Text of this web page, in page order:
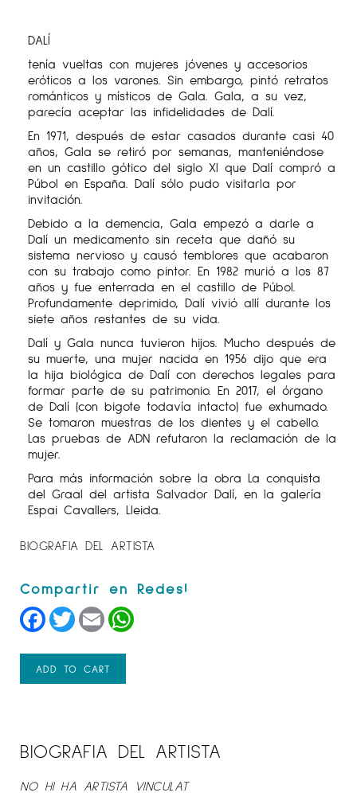
DALÍ
tenía vueltas con mujeres jóvenes y accesorios
eróticos a los varones. Sin embargo, pintó retratos
románticos y místicos de Gala. Gala, a su vez,
parecía aceptar las infidelidades de Dalí.
En 1971, después de estar casados ​​durante casi 40
años, Gala se retiró por semanas, manteniéndose
en un castillo gótico del siglo XI que Dalí compró a
Púbol en España. Dalí sólo pudo visitarla por
invitación.
Debido a la demencia, Gala empezó a darle a
Dalí un medicamento sin receta que dañó su
sistema nervioso y causó temblores que acabaron
con su trabajo como pintor. En 1982 murió a los 87
años y fue enterrada en el castillo de Púbol.
Profundamente deprimido, Dalí vivió allí durante los
siete años restantes de su vida.
Dalí y Gala nunca tuvieron hijos. Mucho después de
su muerte, una mujer nacida en 1956 dijo que era
la hija biológica de Dalí con derechos legales para
formar parte de su patrimonio. En 2017, el órgano
de Dalí (con bigote todavía intacto) fue exhumado.
Se tomaron muestras de los dientes y el cabello.
Las pruebas de ADN refutaron la reclamación de la
mujer.
Para más información sobre la obra La conquista
del Graal del artista Salvador Dalí, en la galería
Espai Cavallers, Lleida.
BIOGRAFIA DEL ARTISTA
Facebook
TwitterEmail
ADD TO CART
BIOGRAFIA DEL ARTISTA
NO HI HA ARTISTA VINCULAT